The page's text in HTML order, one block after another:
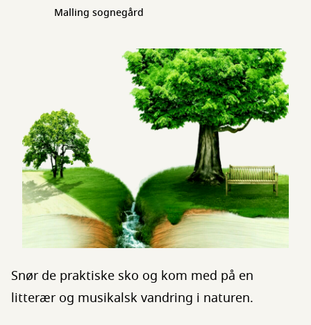
Malling sognegård
Snør de praktiske sko og kom med på en
litterær og musikalsk vandring i naturen.